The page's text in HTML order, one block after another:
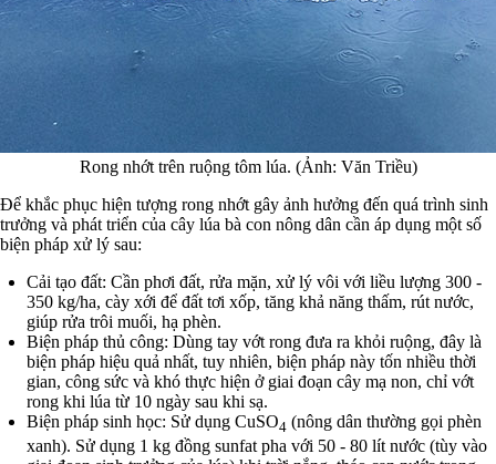
Rong nhớt trên ruộng tôm lúa. (Ảnh: Văn Triều)
Để khắc phục hiện tượng rong nhớt gây ảnh hưởng đến quá trình sinh
trưởng và phát triển của cây lúa bà con nông dân cần áp dụng một số
biện pháp xử lý sau:
Cải tạo đất: Cần phơi đất, rửa mặn, xử lý vôi với liều lượng 300 -
350 kg/ha, cày xới để đất tơi xốp, tăng khả năng thấm, rút nước,
giúp rửa trôi muối, hạ phèn.
Biện pháp thủ công: Dùng tay vớt rong đưa ra khỏi ruộng, đây là
biện pháp hiệu quả nhất, tuy nhiên, biện pháp này tốn nhiều thời
gian, công sức và khó thực hiện ở giai đoạn cây mạ non, chỉ vớt
rong khi lúa từ 10 ngày sau khi sạ.
Biện pháp sinh học: Sử dụng CuSO4 (nông dân thường gọi phèn
xanh). Sử dụng 1 kg đồng sunfat pha với 50 - 80 lít nước (tùy vào